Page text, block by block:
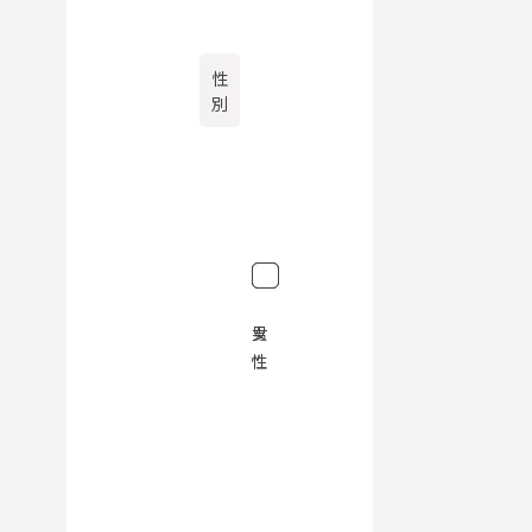
性
別
女
性
男
性